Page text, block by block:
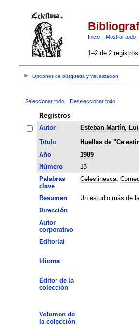
Inicio| Mostrar todo|
1–2 de 2
Opciones de búsqueda y visualización
Seleccionar todo Deseleccionar todo
Registros
Autor
Esteban Martín,
Título
Huellas de
Año
1989
Número
13
Palabras
clave
Celestinesca;
Resumen
Un estudio más de
Dirección
Autor
corporativo
Editorial
Idioma
Editor de la
colección
Volumen de
la colección